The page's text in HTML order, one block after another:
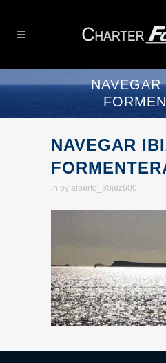
NAVEGAR
in by alberto_30jez600